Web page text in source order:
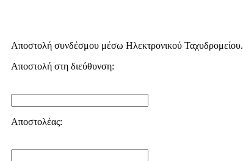
Αποστολή συνδέσμου μέσω Ηλεκτρονικού Ταχυδρομείου.
Αποστολή στη διεύθυνση:
Αποστολέας: